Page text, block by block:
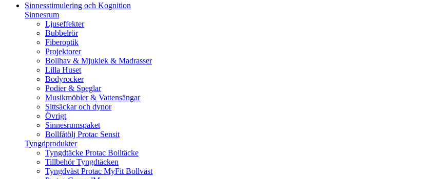
Sinnesstimulering och Kognition
Sinnesrum
Ljuseffekter
Bubbelrör
Fiberoptik
Projektorer
Bollhav & Mjuklek & Madrasser
Lilla Huset
Bodyrocker
Podier & Speglar
Musikmöbler & Vattensängar
Sittsäckar och dynor
Övrigt
Sinnesrumspaket
Bollfåtölj Protac Sensit
Tyngdprodukter
Tyngdtäcke Protac Bolltäcke
Tillbehör Tyngdtäcken
Tyngdväst Protac MyFit Bollväst